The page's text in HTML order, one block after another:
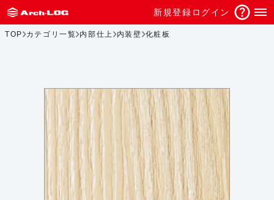
新規登録 ログイン
TOP カテゴリ一覧 内部仕上 内装壁 化粧板